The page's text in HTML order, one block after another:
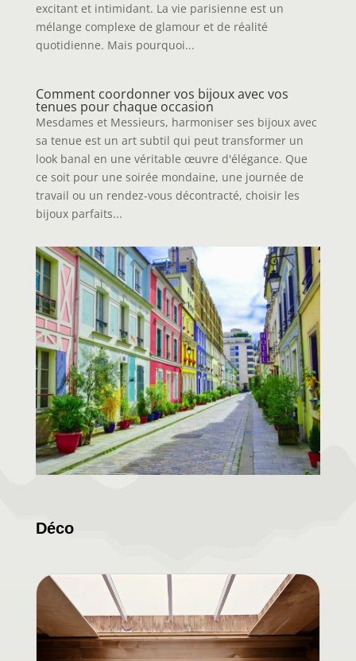
excitant et intimidant. La vie parisienne est un
mélange complexe de glamour et de réalité
quotidienne. Mais pourquoi...
Comment coordonner vos bijoux avec vos
tenues pour chaque occasion
Mesdames et Messieurs, harmoniser ses bijoux avec
sa tenue est un art subtil qui peut transformer un
look banal en une véritable œuvre d'élégance. Que
ce soit pour une soirée mondaine, une journée de
travail ou un rendez-vous décontracté, choisir les
bijoux parfaits...
Déco